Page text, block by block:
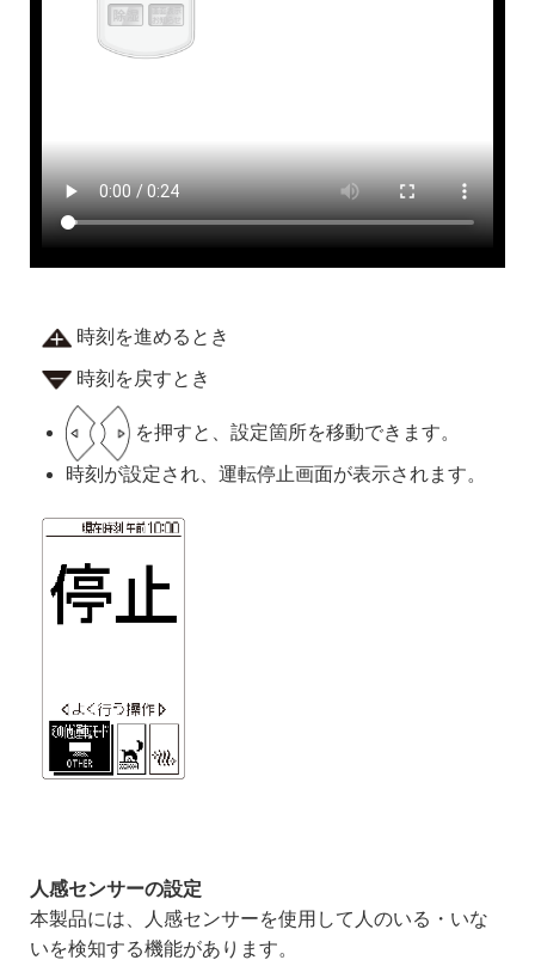
時刻を進めるとき
時刻を戻すとき
を押すと、設定箇所を移動できます。
時刻が設定され、運転停止画面が表示されます。
人感センサーの設定
本製品には、人感センサーを使用して人のいる・いな
いを検知する機能があります。